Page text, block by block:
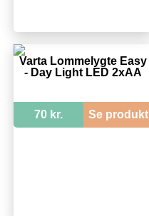
Varta Lommelygte Easy
- Day Light LED 2xAA
70 kr. Se produkt